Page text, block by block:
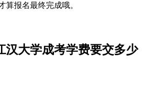
算报名最终完成哦。
汉大学成考学费要交多少